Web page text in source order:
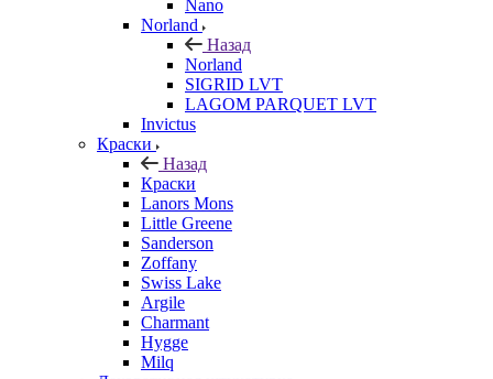
Nano
Norland
Назад
Norland
SIGRID LVT
LAGOM PARQUET LVT
Invictus
Краски
Назад
Краски
Lanors Mons
Little Greene
Sanderson
Zoffany
Swiss Lake
Argile
Charmant
Hygge
Milq